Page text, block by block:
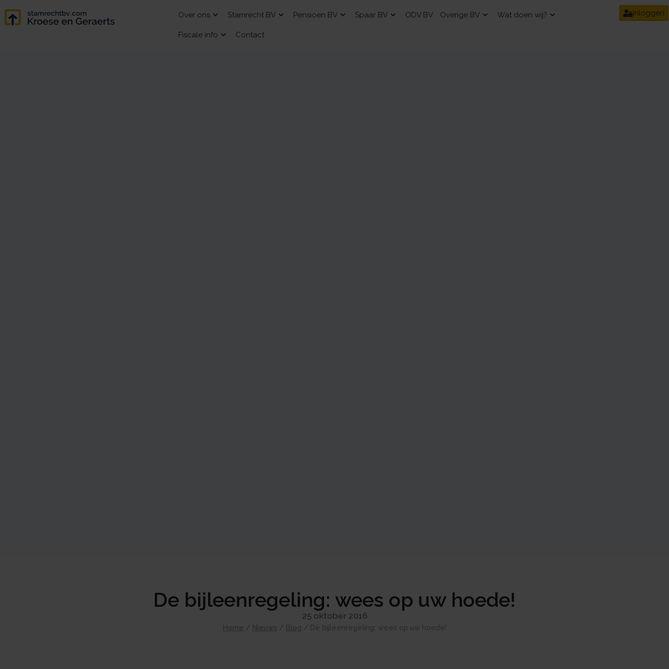
Over ons Stamrecht BV Pensioen BV Spaar BV ODV BV Overige BV Wat doen wij?
Fiscale info Contact
Inloggen
De bijleenregeling: wees op uw hoede!
25 oktober 2016
Home / Nieuws / Blog / De bijleenregeling: wees op uw hoede!